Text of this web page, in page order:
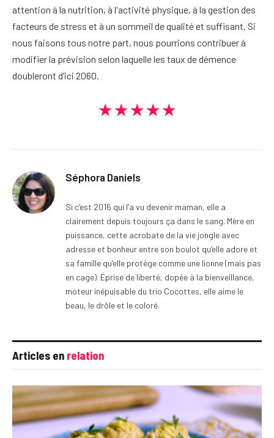
attention à la nutrition, à l'activité physique, à la gestion des
facteurs de stress et à un sommeil de qualité et suffisant. Si
nous faisons tous notre part, nous pourrions contribuer à
modifier la prévision selon laquelle les taux de démence
doubleront d’ici 2060.
★★★★★
Séphora Daniels
Si c’est 2016 qui l’a vu devenir maman, elle a
clairement depuis toujours ça dans le sang. Mère en
puissance, cette acrobate de la vie jongle avec
adresse et bonheur entre son boulot qu’elle adore et
sa famille qu’elle protège comme une lionne (mais pas
en cage). Éprise de liberté, dopée à la bienveillance,
moteur inépuisable du trio Cocottes, elle aime le
beau, le drôle et le coloré.
Articles en relation